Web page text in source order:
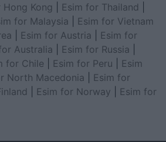
Hong Kong Esim for Thailand
for Malaysia
Esim for Vietnam
Esim for Austria
Esim for
Australia Esim for Russia
for Chile Esim for Peru
Esim
North Macedonia
Esim for
Esim for Norway
Esim for